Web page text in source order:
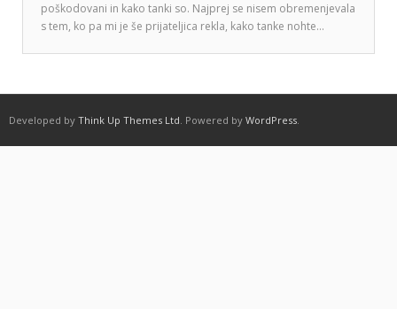
poškodovani in kako tanki so. Najprej se nisem obremenjevala
s tem, ko pa mi je še prijateljica rekla, kako tanke nohte…
Developed by Think Up Themes Ltd. Powered by WordPress.